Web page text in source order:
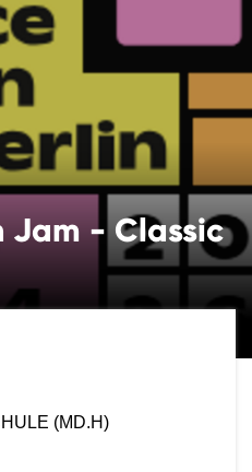
Jam - Classic
(MD.H)